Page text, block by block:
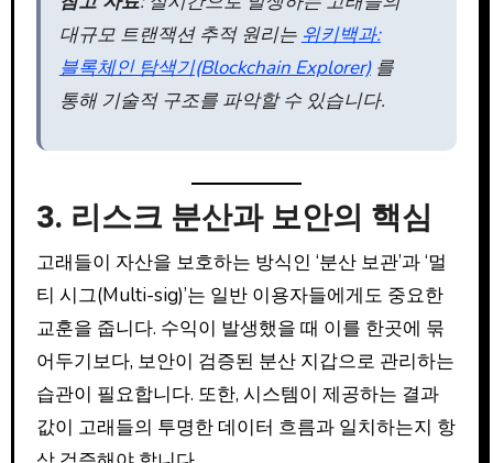
대규모 트랜잭션 추적 원리는 위키백과:
블록체인 탐색기(Blockchain Explorer)를
통해 기술적 구조를 파악할 수 있습니다.
3. 리스크 분산과 보안의 핵심
고래들이 자산을 보호하는 방식인 ‘분산 보관’과 ‘멀
티 시그(Multi-sig)’는 일반 이용자들에게도 중요한
교훈을 줍니다. 수익이 발생했을 때 이를 한곳에 묶
어두기보다, 보안이 검증된 분산 지갑으로 관리하는
습관이 필요합니다. 또한, 시스템이 제공하는 결과
값이 고래들의 투명한 데이터 흐름과 일치하는지 항